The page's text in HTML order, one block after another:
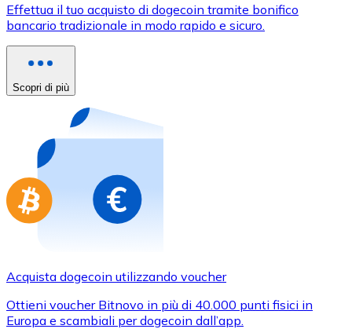
Usa le carte Visa e Mastercard per acquistare
Acquista con carta
Acquista gift card dei tuoi marchi preferiti con
Vai al negozio di carte regalo
Effettua il tuo acquisto di dogecoin tramite bonifico
bancario tradizionale in modo rapido e sicuro.
Scopri di più
Acquista dogecoin utilizzando voucher
Ottieni voucher Bitnovo in più di 40.000 punti fisici in
Europa e scambiali per dogecoin dall’app.